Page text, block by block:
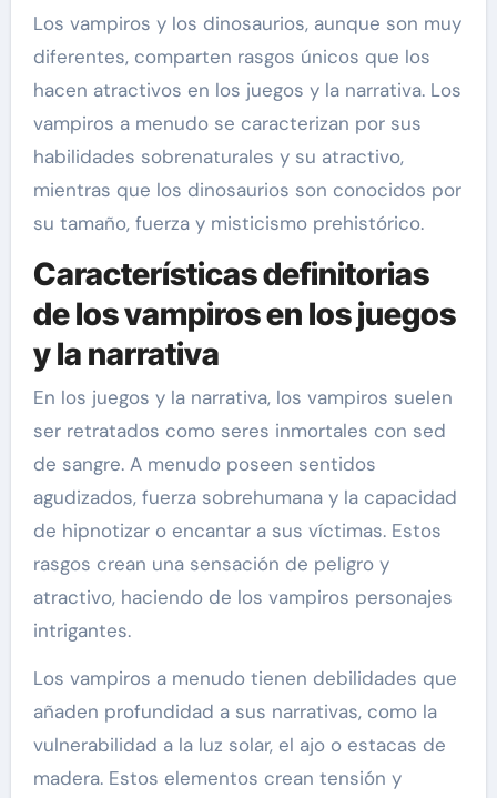
Los vampiros y los dinosaurios, aunque son muy
diferentes, comparten rasgos únicos que los
hacen atractivos en los juegos y la narrativa. Los
vampiros a menudo se caracterizan por sus
habilidades sobrenaturales y su atractivo,
mientras que los dinosaurios son conocidos por
su tamaño, fuerza y misticismo prehistórico.
Características definitorias
de los vampiros en los juegos
y la narrativa
En los juegos y la narrativa, los vampiros suelen
ser retratados como seres inmortales con sed
de sangre. A menudo poseen sentidos
agudizados, fuerza sobrehumana y la capacidad
de hipnotizar o encantar a sus víctimas. Estos
rasgos crean una sensación de peligro y
atractivo, haciendo de los vampiros personajes
intrigantes.
Los vampiros a menudo tienen debilidades que
añaden profundidad a sus narrativas, como la
vulnerabilidad a la luz solar, el ajo o estacas de
madera. Estos elementos crean tensión y